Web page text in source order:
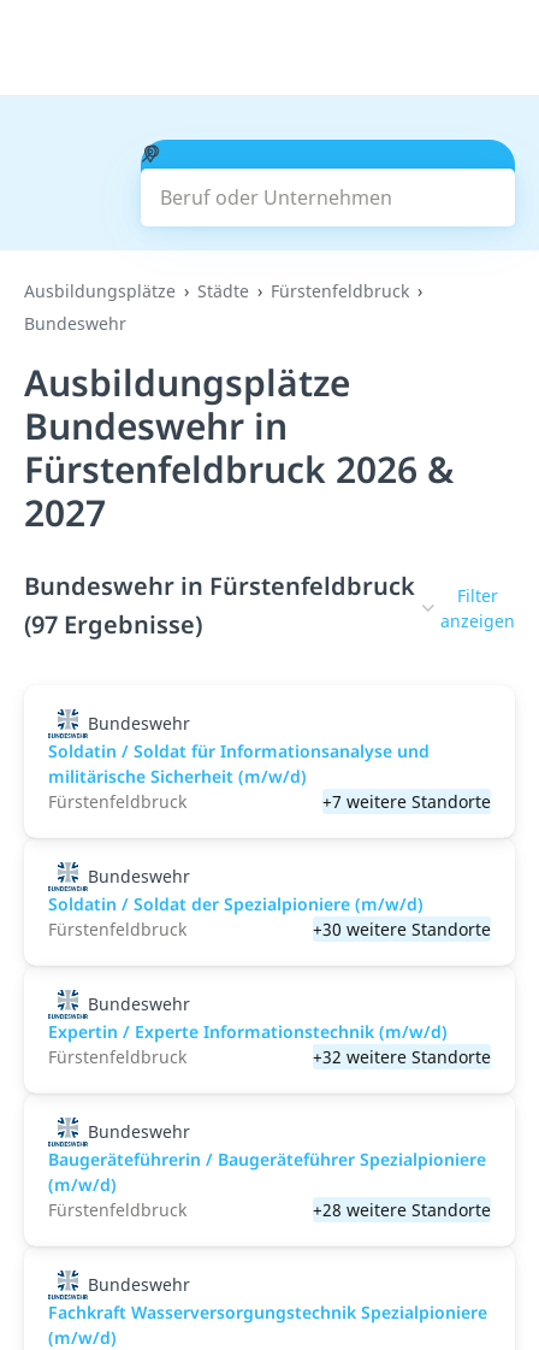
Beruf oder Unternehmen
Suchen
Ausbildungsplätze Städte
Fürstenfeldbruck
Bundeswehr
Ausbildungsplätze
Bundeswehr in
Fürstenfeldbruck 2026 &
2027
Bundeswehr in Fürstenfeldbruck
(97 Ergebnisse)
Filter
anzeigen
Bundeswehr
Soldatin / Soldat für Informationsanalyse und
militärische Sicherheit (m/w/d)
Fürstenfeldbruck
+7 weitere Standorte
Bundeswehr
Soldatin / Soldat der Spezialpioniere (m/w/d)
Fürstenfeldbruck
+30 weitere Standorte
Bundeswehr
Expertin / Experte Informationstechnik (m/w/d)
Fürstenfeldbruck
+32 weitere Standorte
Bundeswehr
Baugeräteführerin / Baugeräteführer Spezialpioniere
(m/w/d)
Fürstenfeldbruck
+28 weitere Standorte
Bundeswehr
Fachkraft Wasserversorgungstechnik Spezialpioniere
(m/w/d)